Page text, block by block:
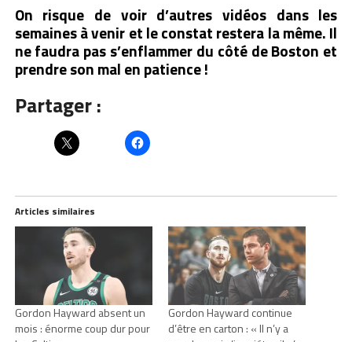
On risque de voir d’autres vidéos dans les
semaines à venir et le constat restera la même. Il
ne faudra pas s’enflammer du côté de Boston et
prendre son mal en patience !
Partager :
Articles similaires
Gordon Hayward absent un
mois : énorme coup dur pour
Gordon Hayward continue
d’être en carton : « Il n’y a